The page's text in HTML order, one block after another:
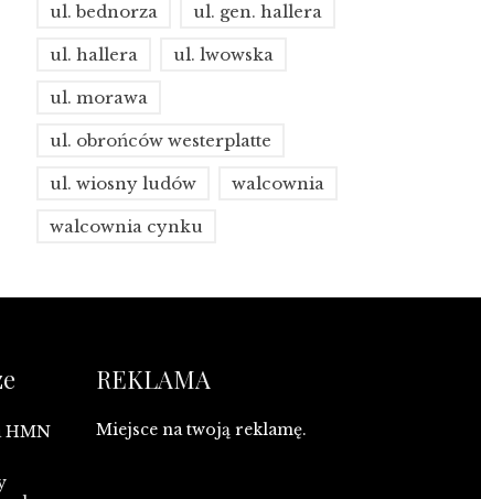
ul. bednorza ul. gen. hallera
ul. hallera ul. lwowska
ul. morawa
ul. obrońców westerplatte
ul. wiosny ludów walcownia
walcownia cynku
HMN
REKLAMA
Miejsce na twoją reklamę.